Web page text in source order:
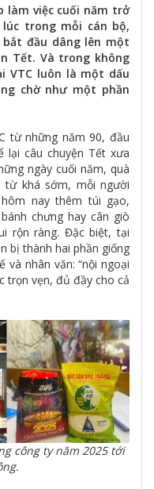
làm việc cuối năm trở
trong mỗi cán bộ,
bắt đầu dâng lên một
Tết. Và trong không
VTC luôn là một dấu
chờ như một phần
từ những năm 90, đầu
lại câu chuyện Tết xưa
ngày cuối năm, quà
từ khá sớm, mỗi người
nay thêm túi gạo,
chưng hay cân giò
rộn ràng. Đặc biệt, tại
bị thành hai phần giống
nhân văn: “nội ngoại
trọn vẹn, đủ đầy cho cả
công ty năm 2025 tới